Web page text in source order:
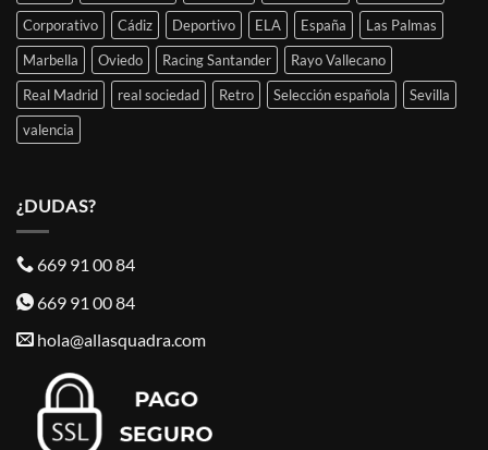
Corporativo
Cádiz Deportivo ELA España
Las Palmas
Marbella
Oviedo Racing Santander
Rayo Vallecano
Real Madrid
real sociedad Retro Selección española
Sevilla
valencia
¿DUDAS?
669 91 00 84
669 91 00 84
hola@allasquadra.com